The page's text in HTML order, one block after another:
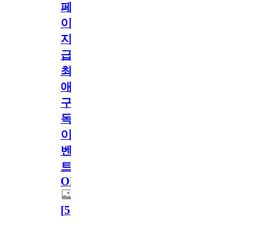
페
이
지
급!
최
애
구
독
이
벤
트
OPEN!
[5]